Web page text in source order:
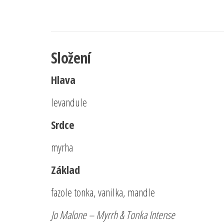
Složení
Hlava
levandule
Srdce
myrha
Základ
fazole tonka, vanilka, mandle
Jo Malone – Myrrh & Tonka Intense